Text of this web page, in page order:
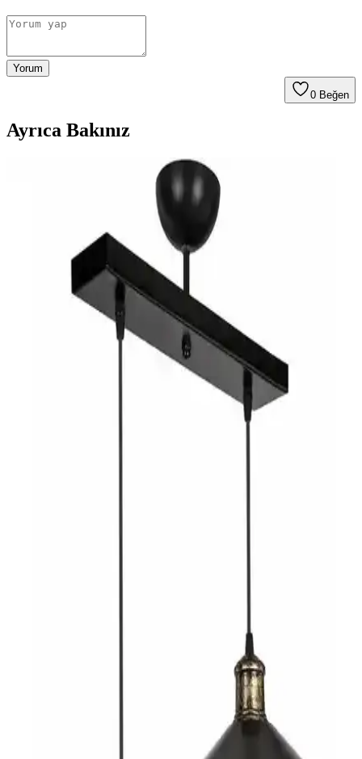
Yorum
0 Beğen
Ayrıca Bakınız
Mutfak Adası Aydınlatmasında Siyah ve Beyaz
Avize Seçiminin Etkileri ve Tasarım Uyumu
Mutfak adası aydınlatmasında siyah ve beyaz avizelerin renk
uyumu, tasarım ve ışık etkileri inceleniyor. Kontrast ve bütünlük,
altın detaylar ve stil uyumu değerlendirilerek ideal seçim öneriliyor.
Mutfak Adası İçin Avize Seçiminde Estetik ve
Fonksiyonellik Kriterleri
Mutfak adası avizesi seçerken göz sağlığı, estetik uyum, teknik
uygunluk ve bütçe dengesi önemlidir. Doğru avize, çalışma alanını
konforlu ve görsel açıdan dengeli kılar.
Düşük Tavanlı Mutfaklarda Avize Seçimi ve
Eray Ayınlatma 2560-3+1 ve 9278-40 modellerinin özellikleri,
kullanıcı yorumları ve karşılaştırmasıyla evinize en uygun LED
Çocuk Odası İçin Estetik ve Fonksiyonel Ahşap